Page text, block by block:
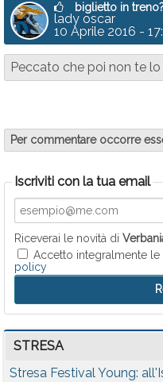
biglietto in
lady oscar
10 Aprile 2016 -
Peccato che poi non te
Per commentare occorre
Iscriviti con la tua email
Riceverai le novità di
Accetto integralmente le
policy
STRESA
Stresa Festival Young: